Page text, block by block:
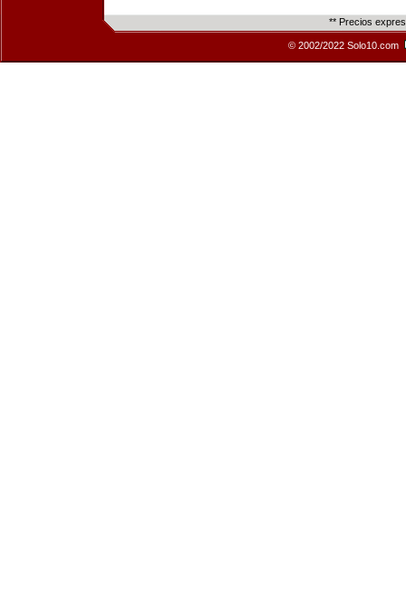
** Precios
© 2002/2022 Solo10.com